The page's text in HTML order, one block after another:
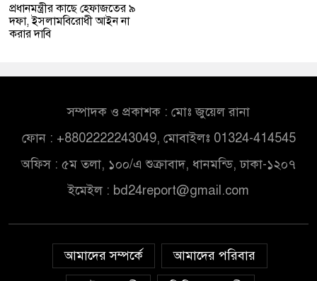
প্রধানমন্ত্রীর কাছে হেফাজতের ৯
দফা, ইসলামবিরোধী আইন না
করার দাবি
সম্পাদক ও প্রকাশক : মোঃ জুয়েল রানা
ফোন : +8802222243049, মোবাইলঃ 01324-414545
অফিস : ৫ম তলা, ১০০/এ শুক্রাবাদ, ধানমন্ডি, ঢাকা-১২০৭
ইমেইল : bd24report@gmail.com
আমাদের সম্পর্কে
আমাদের পরিবার